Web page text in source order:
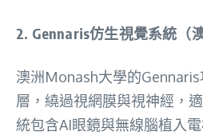
2. Gennaris仿生視覺系統（澳
澳洲Monash大學的
層，繞過視網膜與視神經，
統包含AI眼鏡與無線腦植入